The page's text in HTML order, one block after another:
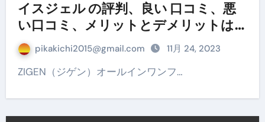
イスジェル の評判、良い 口コミ、悪
い口コミ、メリットとデメリットは
どうなの？ 【徹底解説】
pikakichi2015@gmail.com 11月 24, 2023
ZIGEN（ジゲン）オールインワンフ…